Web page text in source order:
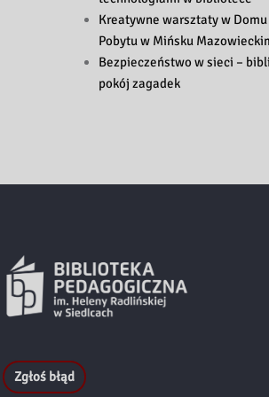
Kreatywne warsztaty w
Pobytu w Mińsku
Bezpieczeństwo w sieci –
pokój zagadek
Zgłoś błąd